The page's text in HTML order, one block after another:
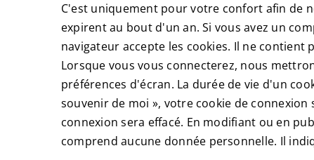
C'est uniquement pour votre confort afin de
expirent au bout d'un an. Si vous avez un
navigateur accepte les cookies. Il ne
Lorsque vous vous connecterez, nous
préférences d'écran. La durée de vie d'un
souvenir de moi », votre cookie de
connexion sera effacé. En modifiant ou en
comprend aucune donnée personnelle. Il